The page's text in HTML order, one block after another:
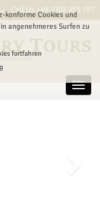
Call Us +49 2304 953 787
konforme Cookies und
angenehmeres Surfen zu
fortfahren